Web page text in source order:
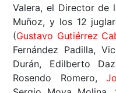
Valera, el Director de
Muñoz, y los 12
(Gustavo Gutiérrez
Fernández Padilla,
Durán, Edilberto
Rosendo Romero,